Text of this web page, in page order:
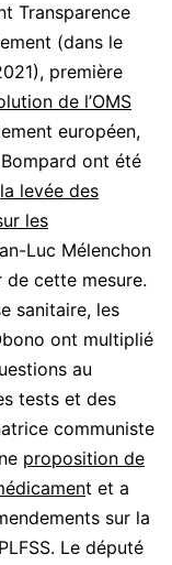
Transparence
(dans le
première
de l’OMS
européen,
ont été
la levée des
les
Luc Mélenchon
cette mesure.
sanitaire, les
ont multiplié
au
tests et des
communiste
proposition de
t et a
sur la
Le député